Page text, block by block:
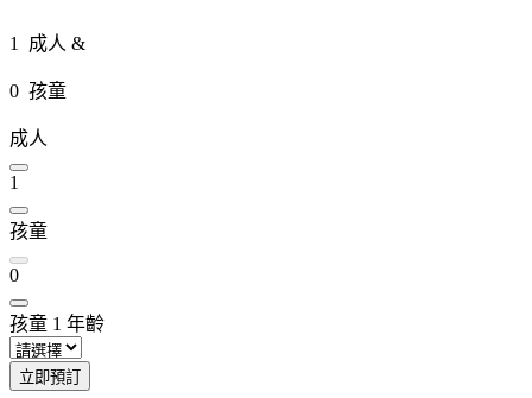
1 成人 &
0 孩童
成人
1
孩童
0
孩童 1 年齡
立即預訂